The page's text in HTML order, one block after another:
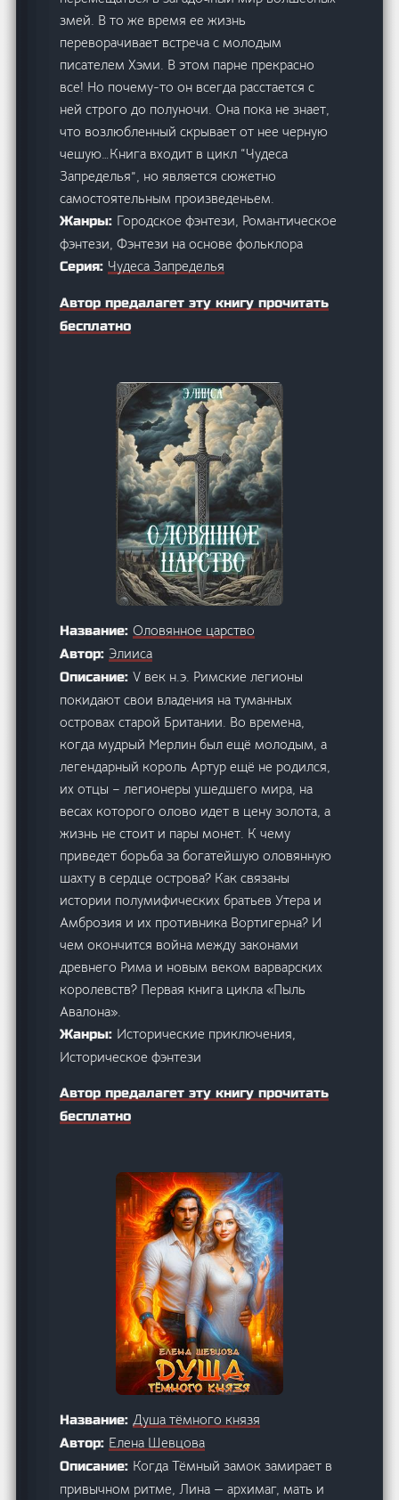
змей. В то же время ее жизнь
переворачивает встреча с молодым
писателем Хэми. В этом парне прекрасно
все! Но почему-то он всегда расстается с
ней строго до полуночи. Она пока не знает,
что возлюбленный скрывает от нее черную
чешую…Книга входит в цикл “Чудеса
Запределья”, но является сюжетно
самостоятельным произведеньем.
Жанры: Городское фэнтези, Романтическое
фэнтези, Фэнтези на основе фольклора
Серия: Чудеса Запределья
Автор предалагет эту книгу прочитать
бесплатно
Название:Оловянное царство
Автор: Элииса
Описание:V век н.э. Римские легионы
покидают свои владения на туманных
островах старой Британии. Во времена,
когда мудрый Мерлин был ещё молодым, а
легендарный король Артур ещё не родился,
их отцы – легионеры ушедшего мира, на
весах которого олово идет в цену золота, а
жизнь не стоит и пары монет. К чему
приведет борьба за богатейшую оловянную
шахту в сердце острова? Как связаны
истории полумифических братьев Утера и
Амброзия и их противника Вортигерна? И
чем окончится война между законами
древнего Рима и новым веком варварских
королевств? Первая книга цикла «Пыль
Авалона».
Жанры: Исторические приключения,
Историческое фэнтези
Автор предалагет эту книгу прочитать
бесплатно
Название:Душа тёмного князя
Автор: Елена Шевцова
Описание: Когда Тёмный замок замирает в
привычном ритме, Лина — архимаг, мать и